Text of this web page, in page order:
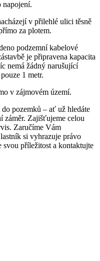
napojení.
v přilehlé ulici těsně
za plotem.
podzemní kabelové
je připravena kapacita
nemá žádný narušující
1 metr.
v zájmovém území.
pozemků – ať už hledáte
záměr. Zajišťujeme celou
Zaručíme Vám
si vyhrazuje právo
svou příležitost a kontaktujte